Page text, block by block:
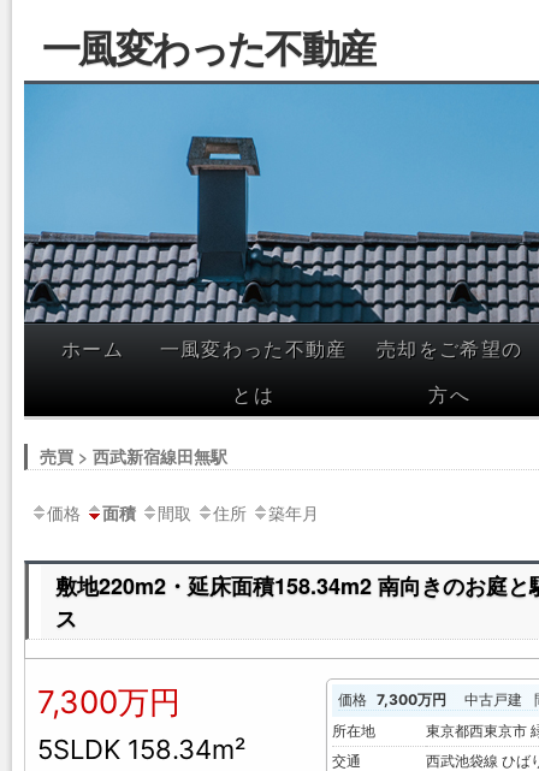
一風変わった不動産
コンテン
ホーム
一風変わった不動産
とは
売却をご希望の
方へ
売買 > 西武新宿線田無駅
価格 面積 間取 住所 築年月
敷地220m2・延床面積158.34m2 南向きのお庭
ス
7,300万円
5SLDK 158.34m²
価格 7,300万円 中古戸建
所在地
東京都西東京
交通
西武池袋線 ひば